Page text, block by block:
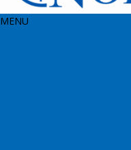
MENU